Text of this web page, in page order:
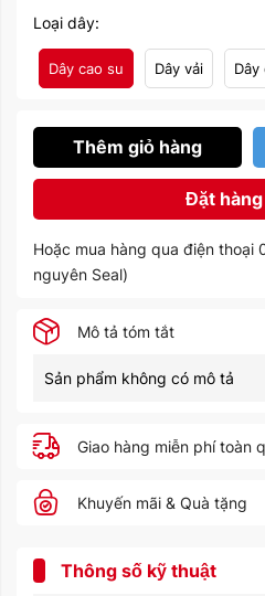
Loại dây:
Dây cao su Dây vải Dây
Thêm giỏ hàng
Đặt
Hoặc mua hàng qua điện
nguyên Seal)
Mô tả tóm tắt
Sản phẩm không có mô tả
Giao hàng miễn phí toàn
Khuyến mãi & Quà tặng
Thông số kỹ thuật